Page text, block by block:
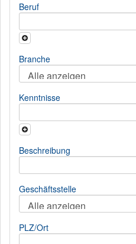
Beruf
Branche
Kenntnisse
Beschreibung
Geschäftsstelle
PLZ/Ort